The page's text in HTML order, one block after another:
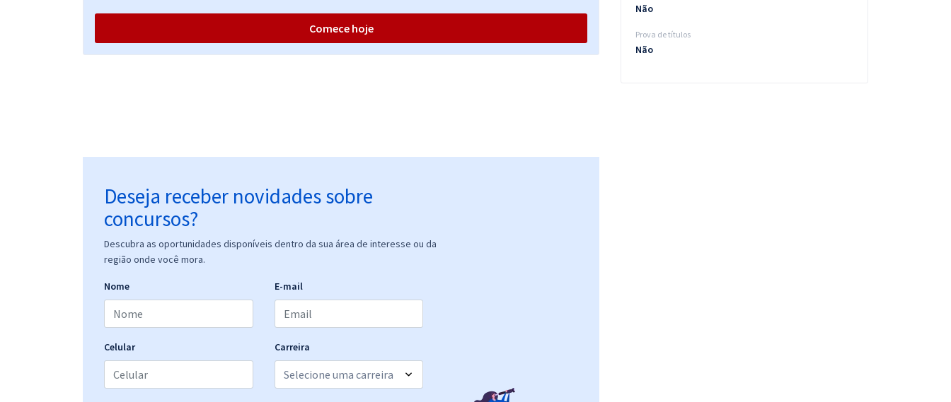
Comece hoje
Deseja receber novidades sobre
concursos?
Descubra as oportunidades disponíveis dentro da sua área de interesse ou da
região onde você mora.
Nome E-mail
Celular Carreira
Não
Prova de títulos
Não